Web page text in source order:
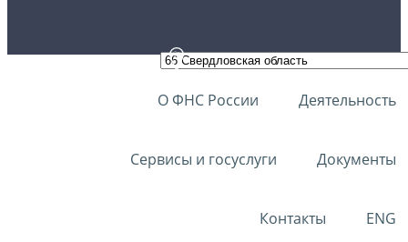
О ФНС России Деятельность
Сервисы и госуслуги Документы
Контакты ENG